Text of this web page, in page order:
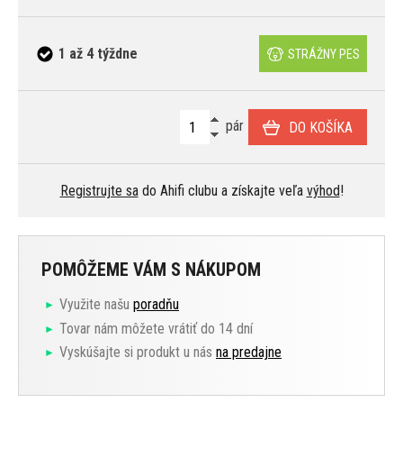
1 až 4 týždne STRÁŽNY PES
pár DO KOŠÍKA
Registrujte sado Ahifi clubu a získajte veľa výhod!
POMÔŽEME VÁM S NÁKUPOM
Využite našu poradňu
Tovar nám môžete vrátiť do 14 dní
Vyskúšajte si produkt u nás na predajne